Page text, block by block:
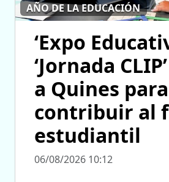
AÑO DE LA EDUCACIÓN
‘Expo
‘Jornada
a Quines para
contribuir al
estudiantil
06/08/2026 10:12